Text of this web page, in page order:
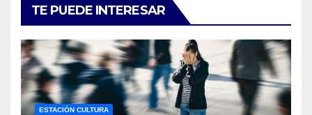
TE PUEDE INTERESAR
ESTACIÓN CULTURA